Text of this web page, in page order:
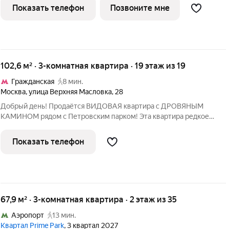
Расположение Проект расположен в сформированном районе с
устойчивой городской
Показать телефон Позвоните мне
102,6 м² · 3-комнатная квартира · 19 этаж из 19
Гражданская
8 мин.
Москва,улица Верхняя Масловка, 28
Добрый день! Продаётся ВИДОВАЯ квартира с ДРОВЯНЫМ
КАМИНОМ рядом с Петровским парком! Эта квартира редкое
панорамных видов на Петровский парк, Тимирязевский парк и
Останкинскую башню. Продажа БЕЗ
Показать телефон
67,9 м² · 3-комнатная квартира · 2 этаж из 35
Аэропорт
13 мин.
Квартал Prime Park, 3 квартал 2027